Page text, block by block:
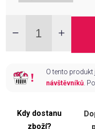
O tento produkt
návštěvníků.
Kdy dostanu
zboží?